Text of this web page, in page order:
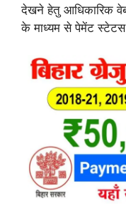
देखने हेतु आधिकारिक
के माध्यम से पेमेंट स्टेटस